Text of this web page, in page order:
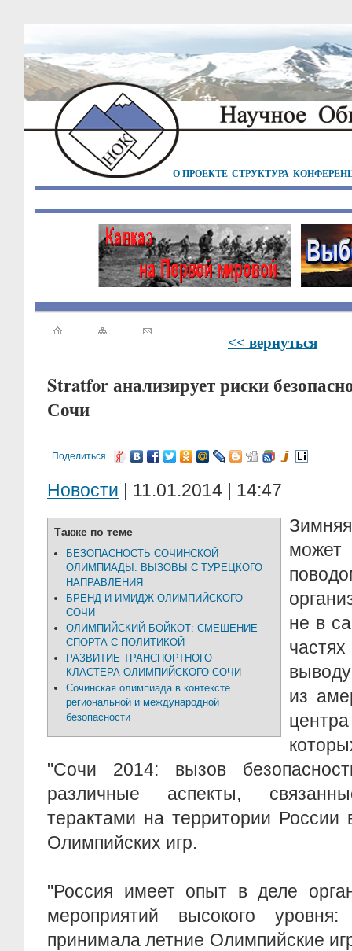
О ПРОЕКТЕ СТРУКТУРА
<< вернуться
Stratfor анализирует риски
Сочи
Поделиться
Новости | 11.01.2014 | 14:47
Также по теме
БЕЗОПАСНОСТЬ СОЧИНСКОЙ
ОЛИМПИАДЫ: ВЫЗОВЫ С ТУРЕЦКОГО
НАПРАВЛЕНИЯ
БРЕНД И ИМИДЖ ОЛИМПИЙСКОГО
СОЧИ
ОЛИМПИЙСКИЙ БОЙКОТ: СМЕШЕНИЕ
СПОРТА С ПОЛИТИКОЙ
РАЗВИТИЕ ТРАНСПОРТНОГО
КЛАСТЕРА ОЛИМПИЙСКОГО СОЧИ
Сочинская олимпиада в контексте
региональной и международной
безопасности
не в
из
"Сочи 2014: вызов
различные аспекты,
терактами на территории России
Олимпийских игр.
"Россия имеет опыт в деле
мероприятий высокого
принимала летние Олимпийские